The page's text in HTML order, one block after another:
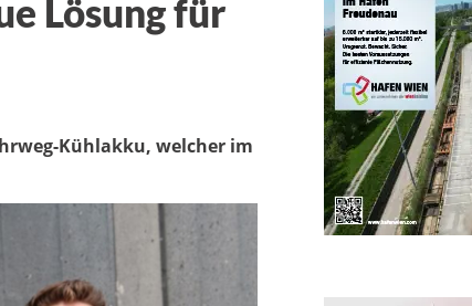
Lösung für
Kühlakku, welcher im